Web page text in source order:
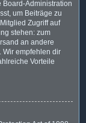
Board-Administration
um Beiträge zu
Zugriff auf
stehen: zum
an andere
Wir empfehlen dir
Vorteile